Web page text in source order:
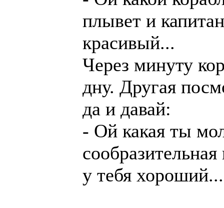
плывет и
красивый...
Через минуту
дну. Другая
да и давай:
- Ой какая ты
сообразительная
у тебя хороший...